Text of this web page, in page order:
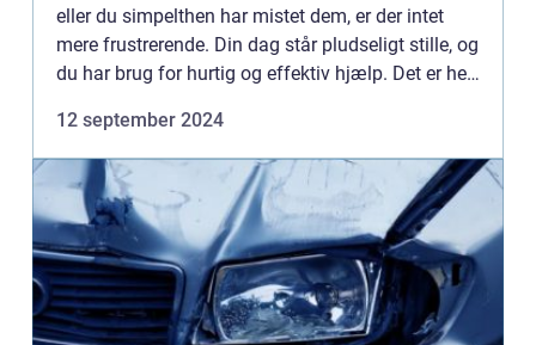
eller du simpelthen har mistet dem, er der intet
mere frustrerende. Din dag står pludseligt stille, og
du har brug for hurtig og effektiv hjælp. Det er her
12 september 2024